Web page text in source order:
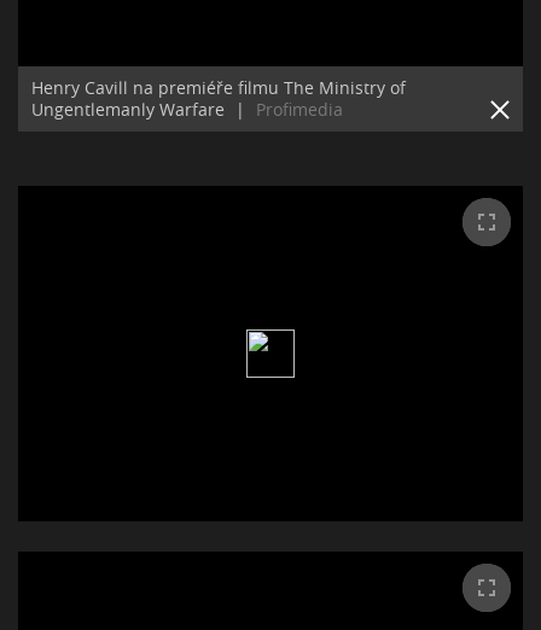
Henry Cavill na premiéře filmu The Ministry of
Ungentlemanly Warfare
| Profimedia